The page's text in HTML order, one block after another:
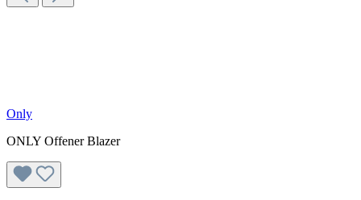
Only
ONLY Offener Blazer